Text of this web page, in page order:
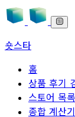
숏스타
홈
상품 후기
스토어 목록
종합 계산기